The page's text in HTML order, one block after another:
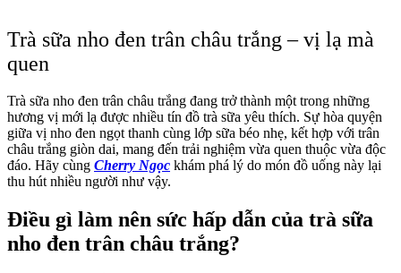
Trà sữa nho đen trân châu trắng – vị lạ mà
quen
Trà sữa nho đen trân châu trắng đang trở thành một trong những
hương vị mới lạ được nhiều tín đồ trà sữa yêu thích. Sự hòa quyện
giữa vị nho đen ngọt thanh cùng lớp sữa béo nhẹ, kết hợp với trân
châu trắng giòn dai, mang đến trải nghiệm vừa quen thuộc vừa độc
đáo. Hãy cùng Cherry Ngọc khám phá lý do món đồ uống này lại
thu hút nhiều người như vậy.
Điều gì làm nên sức hấp dẫn của trà sữa
nho đen trân châu trắng?